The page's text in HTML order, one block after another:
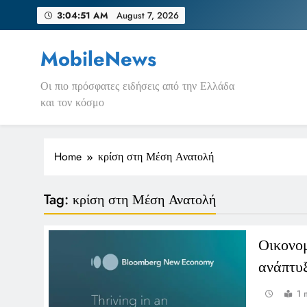
3:04:51 AM August 7, 2026
MobileNews
Οι πιο πρόσφατες ειδήσεις από την Ελλάδα
και τον κόσμο
Home κρίση στη Μέση Ανατολή
Tag: κρίση στη Μέση Ανατολή
1